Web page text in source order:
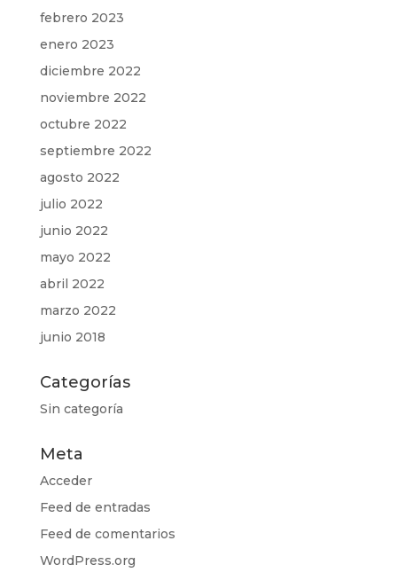
febrero 2023
enero 2023
diciembre 2022
noviembre 2022
octubre 2022
septiembre 2022
agosto 2022
julio 2022
junio 2022
mayo 2022
abril 2022
marzo 2022
junio 2018
Categorías
Sin categoría
Meta
Acceder
Feed de entradas
Feed de comentarios
WordPress.org